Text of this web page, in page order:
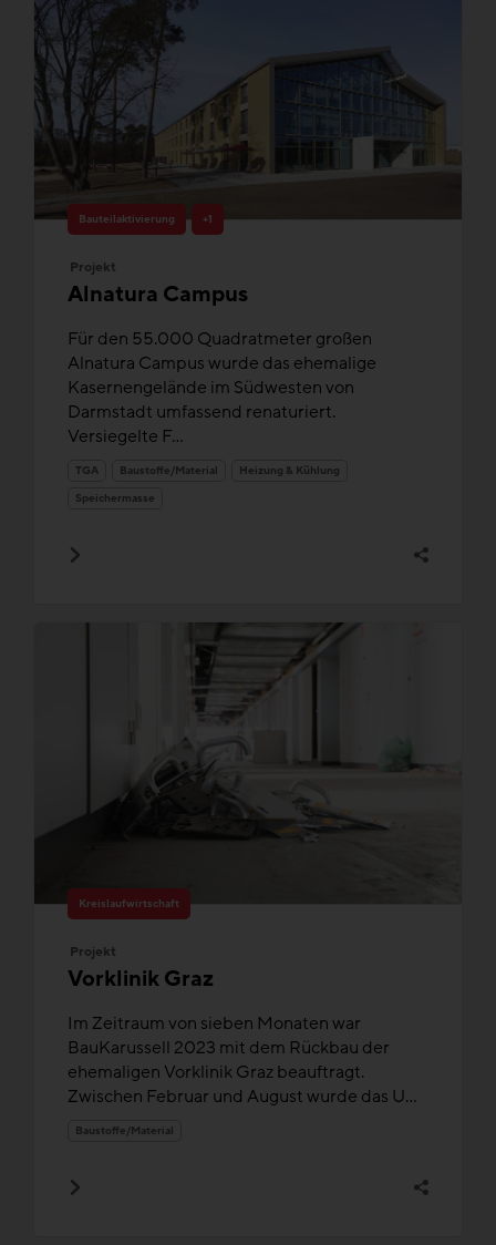
Bauteilaktivierung +1
Projekt
Alnatura Campus
Für den 55.000 Quadratmeter großen
Alnatura Campus wurde das ehemalige
Kasernengelände im Südwesten von
Darmstadt umfassend renaturiert.
Versiegelte F...
TGA Baustoffe/Material
Heizung & Kühlung
Speichermasse
Kreislaufwirtschaft
Projekt
Vorklinik Graz
Im Zeitraum von sieben Monaten war
BauKarussell 2023 mit dem Rückbau der
ehemaligen Vorklinik Graz beauftragt.
Zwischen Februar und August wurde das U...
Baustoffe/Material